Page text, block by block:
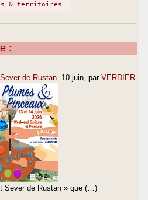
& territoires
:
de Rustan. 10 juin , par VERDIER
Sever de Rustan » que (…)